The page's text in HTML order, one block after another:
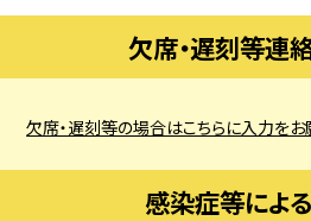
欠席・遅刻等連
欠席・遅刻等の場合はこちらに入力をお
感染症等によ